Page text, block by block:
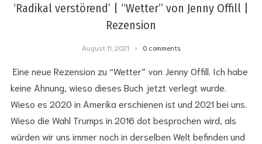
‘Radikal verstörend’ | “Wetter” von Jenny Offill |
Rezension
August 11, 2021 0 comments
Eine neue Rezension zu “Wetter” von Jenny Offill. Ich habe
keine Ahnung, wieso dieses Buch jetzt verlegt wurde.
Wieso es 2020 in Amerika erschienen ist und 2021 bei uns.
Wieso die Wahl Trumps in 2016 dot besprochen wird, als
würden wir uns immer noch in derselben Welt befinden und